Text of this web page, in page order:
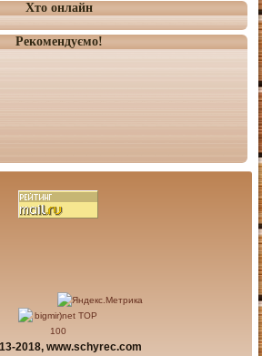
Хто онлайн
Рекомендуємо!
2018, www.schyrec.com